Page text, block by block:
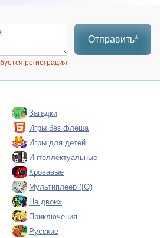
Отправить*
регистрация
Загадки
Игры без флеша
Игры для детей
Интеллектуальные
Кровавые
Мультиплеер (IO)
На двоих
Приключения
Русские